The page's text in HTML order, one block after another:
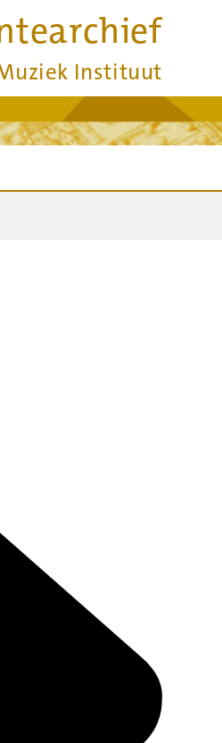
Instituut